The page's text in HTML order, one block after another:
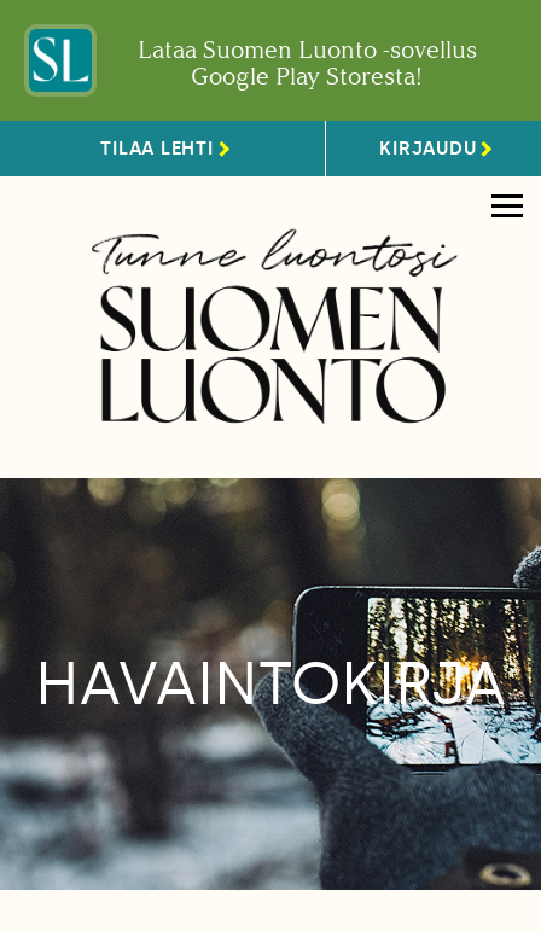
Lataa Suomen Luonto -sovellus
Google Play Storesta!
TILAA LEHTI KIRJAUDU
HAVAINTOKIRJA